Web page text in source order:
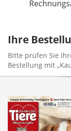
Ihre
Bitte prüfen Sie
Bestellung mit